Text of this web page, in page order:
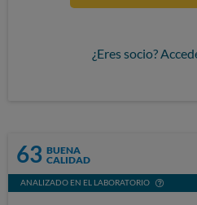
¿Eres socio?
63 BUENA
CALIDAD
ANALIZADO EN EL LABORATORIO